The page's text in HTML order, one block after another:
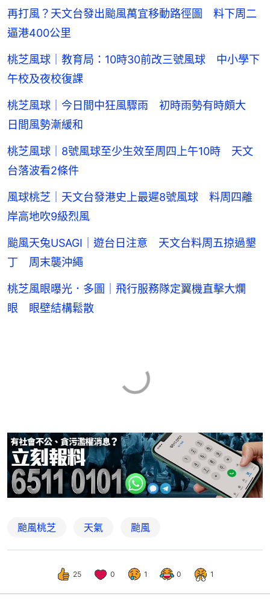
再打風？天文台發出颱風萬宜移動路徑圖 料下周二
逼港400公里
桃芝風球｜教育局：10時30前改三號風球 中小學下
午校及夜校復課
桃芝風球｜今日間中狂風驟雨 初時雨勢有時頗大
日間風勢漸緩和
桃芝風球｜8號風球至少生效至周四上午10時 天文
台落波看2條件
風球桃芝｜天文台發港史上最遲8號風球 料周四離
岸高地吹9級烈風
颱風天兔USAGI｜遊台日注意 天文台料周五掠過墾
丁 周末襲沖繩
桃芝風眼曝光．多圖｜飛行服務隊定翼機直擊大爛
眼 眼壁結構鬆散
颱風桃芝 天氣 颱風
25 0 1 0 1